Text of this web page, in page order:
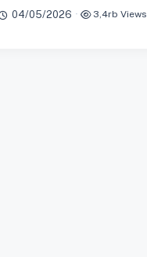
04/05/2026 · 3,4rb Views